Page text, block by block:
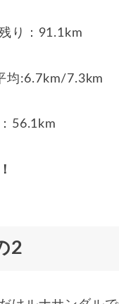
り：91.1km
均:6.7km/7.3km
56.1km
2